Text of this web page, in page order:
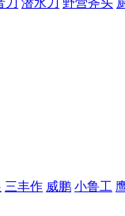
三丰作 威鹏 小鲁工